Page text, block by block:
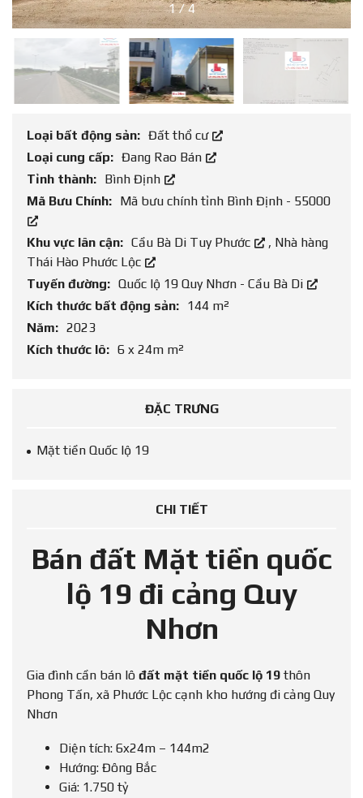
1/4
Loại bất động sản: Đất thổ cư
Loại cung cấp: Đang Rao Bán
Tỉnh thành: Bình Định
Mã Bưu Chính: Mã bưu chính tỉnh Bình Định - 55000
Khu vực lân cận: Cầu Bà Di Tuy Phước , Nhà hàng
Thái Hào Phước Lộc
Tuyến đường: Quốc lộ 19 Quy Nhơn - Cầu Bà Di
Kích thước bất động sản: 144 m²
Năm: 2023
Kích thước lô: 6 x 24m m²
ĐẶC TRƯNG
Mặt tiền Quốc lộ 19
CHI TIẾT
Bán đất Mặt tiền quốc
lộ 19 đi cảng Quy
Nhơn
Gia đình cần bán lô đất mặt tiền quốc lộ 19 thôn
Phong Tấn, xã Phước Lộc cạnh kho hướng đi cảng Quy
Nhơn
Diện tích: 6x24m – 144m2
Hướng: Đông Bắc
Giá: 1.750 tỷ